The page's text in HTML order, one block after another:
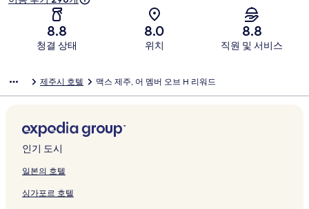
8.8
청결 상태
8.0
위치
8.8
직원 및 서비스
용
기
제주시 호텔 맥스 제주, 어 멤버 오브 H 리워드
인기 도시
일본의 호텔
싱가포르 호텔